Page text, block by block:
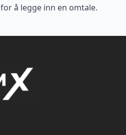
for å legge inn en omtale.